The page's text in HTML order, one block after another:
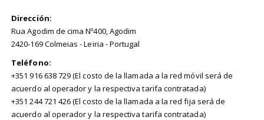
Dirección:
Rua Agodim de cima Nº400, Agodim
2420-169 Colmeias - Leiria - Portugal
Teléfono:
+351 916 638 729 (El costo de la llamada a la red móvil será de
acuerdo al operador y la respectiva tarifa contratada)
+351 244 721 426 (El costo de la llamada a la red fija será de
acuerdo al operador y la respectiva tarifa contratada)